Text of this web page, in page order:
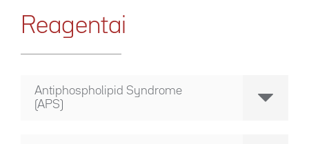
Reagentai
Antiphospholipid Syndrome
(APS)